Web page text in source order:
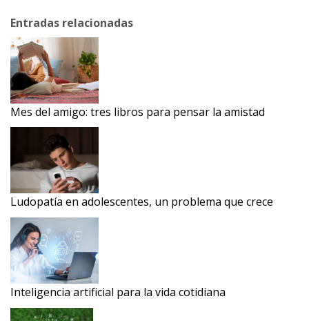
Entradas relacionadas
Mes del amigo: tres libros para pensar la amistad
Ludopatía en adolescentes, un problema que crece
Inteligencia artificial para la vida cotidiana